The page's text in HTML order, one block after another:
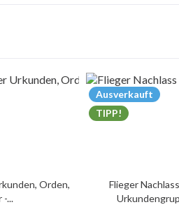
Orden,
-...
Ausverkauft
TIPP!
Flieger